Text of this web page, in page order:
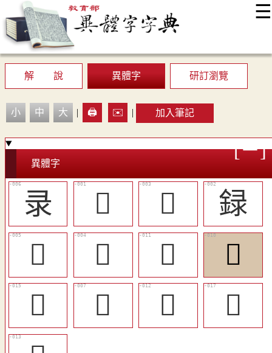
☰
最新消息
顯示模式
網站導覽
解 說
異體字 研訂瀏覽
小 中 大 | 🖨️ ✉️ | 加入筆記
異體字
录 𧧱 󶏤
録
󶏦
󶏥 󶏩
󶏨
󶏬
󶏧 󶏪
󶏭